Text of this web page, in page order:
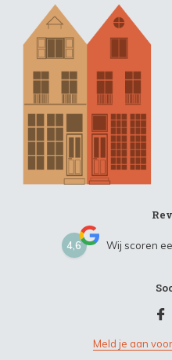
4,6 Wij scoren
Meld je aan